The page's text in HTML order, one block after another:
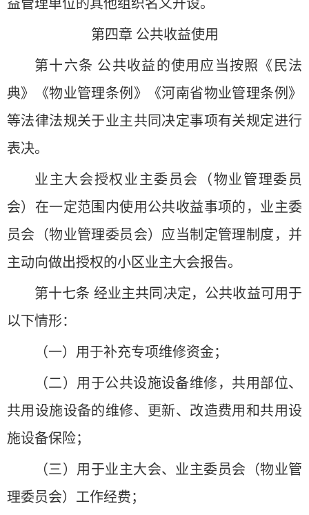
益管理单位的其他组织名义开设。
第四章 公共收益使用
第十六条 公共收益的使用应当按照《民法
典》《物业管理条例》《河南省物业管理条例》
等法律法规关于业主共同决定事项有关规定进行
表决。
业主大会授权业主委员会（物业管理委员
会）在一定范围内使用公共收益事项的，业主委
员会（物业管理委员会）应当制定管理制度，并
主动向做出授权的小区业主大会报告。
第十七条 经业主共同决定，公共收益可用于
以下情形：
（一）用于补充专项维修资金；
（二）用于公共设施设备维修，共用部位、
共用设施设备的维修、更新、改造费用和共用设
施设备保险；
（三）用于业主大会、业主委员会（物业管
理委员会）工作经费；